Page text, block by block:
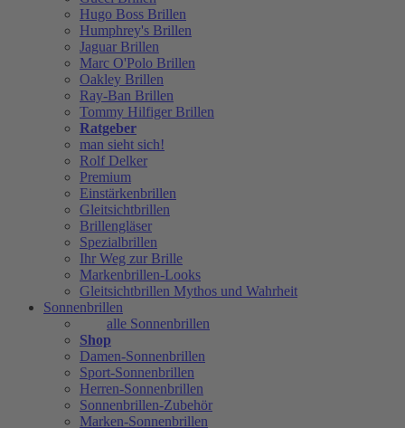
Hugo Boss Brillen
Humphrey's Brillen
Jaguar Brillen
Marc O'Polo Brillen
Oakley Brillen
Ray-Ban Brillen
Tommy Hilfiger Brillen
Ratgeber
man sieht sich!
Rolf Delker
Premium
Einstärkenbrillen
Gleitsichtbrillen
Brillengläser
Spezialbrillen
Ihr Weg zur Brille
Markenbrillen-Looks
Gleitsichtbrillen Mythos und Wahrheit
Sonnenbrillen
alle Sonnenbrillen
Shop
Damen-Sonnenbrillen
Sport-Sonnenbrillen
Herren-Sonnenbrillen
Sonnenbrillen-Zubehör
Marken-Sonnenbrillen